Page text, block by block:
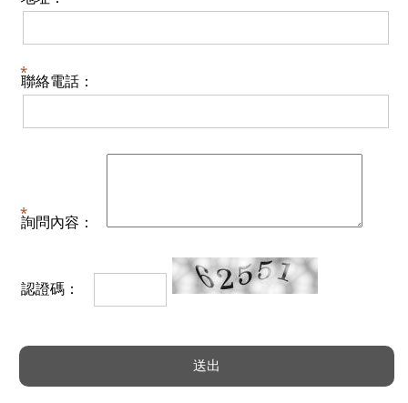
聯絡電話：
詢問內容：
認證碼：